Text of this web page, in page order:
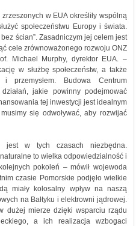
w EUA określiły wspólną
społeczeństwu Europy i świata.
ścian”. Zasadniczym jej celem jest
cele zrównoważonego rozwoju ONZ
Michael Murphy, dyrektor EUA. –
w służbę społeczeństw, a także
i przemysłem. Budowa Centrum
jakie powinny podejmować
tej inwestycji jest idealnym
się odwoływać, aby rozwijać
jest w tych czasach niezbędna.
to wielka odpowiedzialność i
pokoleń – mówił wojewoda
czasie Pomorskie podjęło wielkie
miały kolosalny wpływ na naszą
na Bałtyku i elektrowni jądrowej.
dużej mierze dzięki wsparciu rządu
a ich realizacja wzbogaci